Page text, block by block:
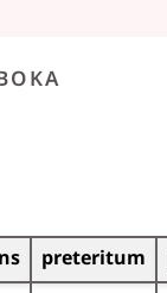
dette verbet
preteritum